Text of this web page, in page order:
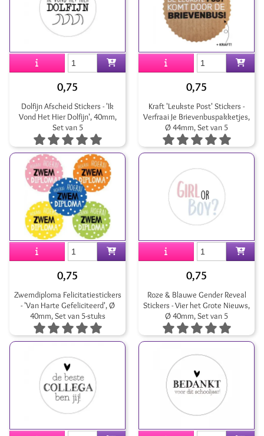
0,75
Dolfijn Afscheid Stickers - 'Ik
Vond Het Hier Dolfijn', 40mm,
Set van 5
0,75
Kraft 'Leukste Post' Stickers -
Verfraai Je Brievenbuspakketjes,
Ø 44mm, Set van 5
0,75
Zwemdiploma Felicitatiestickers
- 'Van Harte Gefeliciteerd', Ø
40mm, Set van 5-stuks
0,75
Roze & Blauwe Gender Reveal
Stickers - Vier het Grote Nieuws,
Ø 40mm, Set van 5